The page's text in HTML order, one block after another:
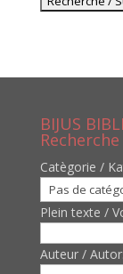
BIJUS
Recherche
Catègorie /
Plein texte /
Auteur / Autor: